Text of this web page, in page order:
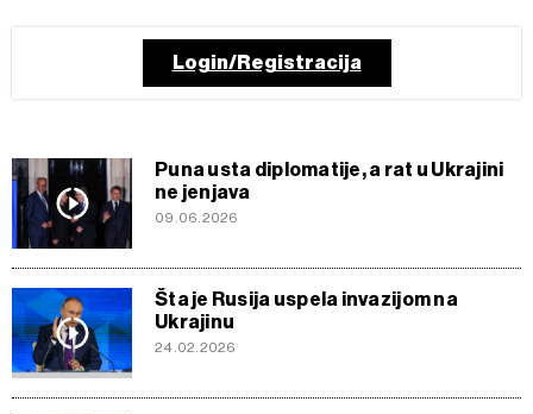
Login/Registracija
Puna usta diplomatije, a rat u Ukrajini
ne jenjava
09.06.2026
Šta je Rusija uspela invazijom na
Ukrajinu
24.02.2026